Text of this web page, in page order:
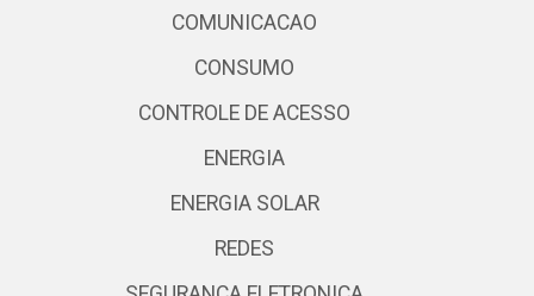
COMUNICACAO
CONSUMO
CONTROLE DE ACESSO
ENERGIA
ENERGIA SOLAR
REDES